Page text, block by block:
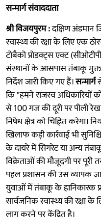
सन्मार्ग संवाददाता
श्री विजयपुरम :दक्षिण अंडमान
स्वास्थ्य की रक्षा के लिए एक
टोबैको प्रोडक्ट्स एक्ट
संस्थानों के आसपास तंबाकू मुक्त
निर्देश जारी किए गए हैं।सन्मार्ग
कि "हमने राजस्व अधिकारियों
से 100 गज की दूरी पर पीली
निषेध क्षेत्र को चिह्नित
खिलाफ कड़ी कार्रवाई भी
के दायरे में सिगरेट या अन्य
विक्रेताओं की मौजूदगी पर पूरी
पहल प्रशासन की उस व्यापक
युवाओं में तंबाकू के हानिकारक
सार्वजनिक स्वास्थ्य की रक्षा